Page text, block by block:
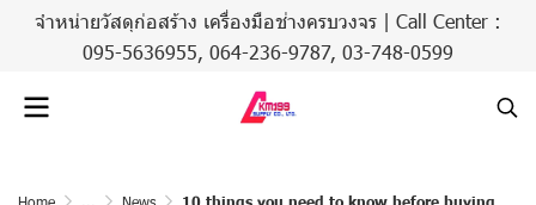
จำหน่ายวัสดุก่อสร้าง เครื่องมือช่างครบวงจร | Call Center :
095-5636955, 064-236-9787, 03-748-0599